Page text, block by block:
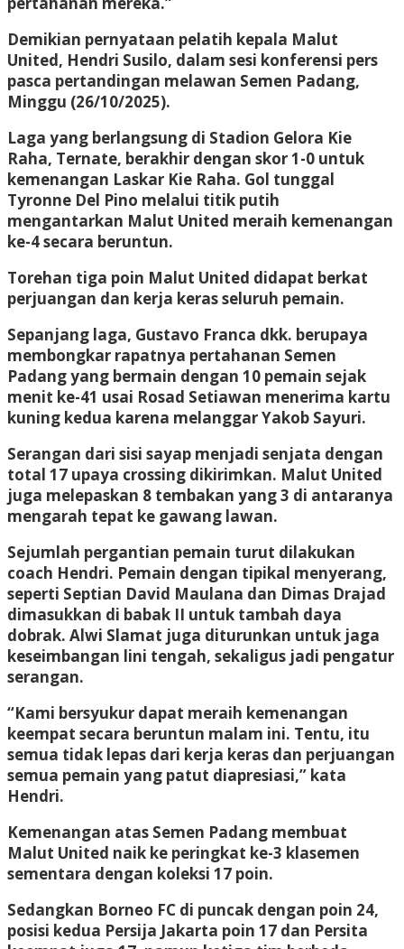
Demikian pernyataan pelatih kepala Malut
United, Hendri Susilo, dalam sesi konferensi pers
pasca pertandingan melawan Semen Padang,
Minggu (26/10/2025).
Laga yang berlangsung di Stadion Gelora Kie
Raha, Ternate, berakhir dengan skor 1-0 untuk
kemenangan Laskar Kie Raha. Gol tunggal
Tyronne Del Pino melalui titik putih
mengantarkan Malut United meraih kemenangan
ke-4 secara beruntun.
Torehan tiga poin Malut United didapat berkat
perjuangan dan kerja keras seluruh pemain.
Sepanjang laga, Gustavo Franca dkk. berupaya
membongkar rapatnya pertahanan Semen
Padang yang bermain dengan 10 pemain sejak
menit ke-41 usai Rosad Setiawan menerima kartu
kuning kedua karena melanggar Yakob Sayuri.
Serangan dari sisi sayap menjadi senjata dengan
total 17 upaya crossing dikirimkan. Malut United
juga melepaskan 8 tembakan yang 3 di antaranya
mengarah tepat ke gawang lawan.
Sejumlah pergantian pemain turut dilakukan
coach Hendri. Pemain dengan tipikal menyerang,
seperti Septian David Maulana dan Dimas Drajad
dimasukkan di babak II untuk tambah daya
dobrak. Alwi Slamat juga diturunkan untuk jaga
keseimbangan lini tengah, sekaligus jadi pengatur
serangan.
“Kami bersyukur dapat meraih kemenangan
keempat secara beruntun malam ini. Tentu, itu
semua tidak lepas dari kerja keras dan perjuangan
semua pemain yang patut diapresiasi,” kata
Hendri.
Kemenangan atas Semen Padang membuat
Malut United naik ke peringkat ke-3 klasemen
sementara dengan koleksi 17 poin.
Sedangkan Borneo FC di puncak dengan poin 24,
posisi kedua Persija Jakarta poin 17 dan Persita